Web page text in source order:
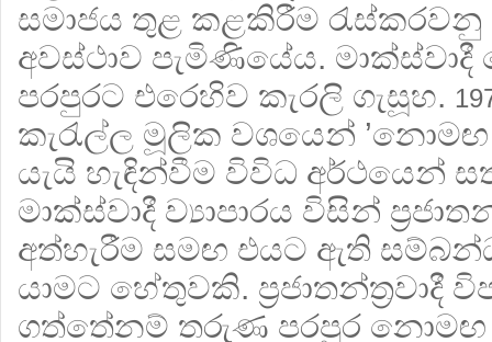
සමාජය තුළ කළකිරීම
අවස්ථාව පැමිණියේය. මාක්ස්වාදී
පරපුරට එරෙහිව කැරලි ගැසූහ.
කැරැල්ල මූලික වශයෙන් ’නොමඟ
යැයි හැඳින්වීම විවිධ අර්ථයෙන්
මාක්ස්වාදී ව්‍යාපාරය විසින්
අත්හැරීම සමඟ එයට ඇති
යාමට හේතුවකි. ප‍්‍රජාතන්ත‍්‍රවාදී
ගත්තේනම් තරුණ පරපුර